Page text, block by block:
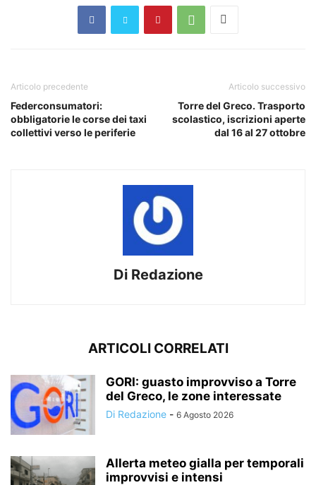
Articolo precedente
Federconsumatori:
obbligatorie le corse dei taxi
collettivi verso le periferie
Articolo successivo
Torre del Greco. Trasporto
scolastico, iscrizioni aperte
dal 16 al 27 ottobre
Di Redazione
ARTICOLI CORRELATI
GORI: guasto improvviso a Torre
del Greco, le zone interessate
Di Redazione - 6 Agosto 2026
Allerta meteo gialla per temporali
improvvisi e intensi